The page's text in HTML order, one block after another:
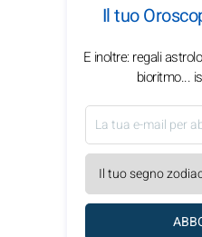
Il tuo
E inoltre: regali
bioritmo...